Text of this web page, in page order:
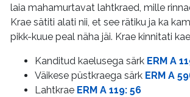
laia mahamurtavat lahtkraed, mille
Krae sätiti alati nii, et see rätiku ja ka
pikk-kuue peal näha jäi. Krae kinnitati
Kanditud kaelusega särk ERM A
Väikese püstkraega särk ERM A
Lahtkrae ERM A 119: 56